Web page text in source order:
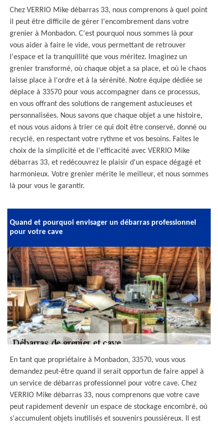
Chez VERRIO Mike débarras 33, nous comprenons à quel point
il peut être difficile de gérer l'encombrement dans votre
grenier à Monbadon. C'est pourquoi nous sommes là pour
vous aider à faire le vide, vous permettant de retrouver
l'espace et la tranquillité que vous méritez. Imaginez un
grenier transformé, où chaque objet a sa place, et où le chaos
laisse place à l'ordre et à la sérénité. Notre équipe dédiée se
déplace à 33570 pour vous accompagner dans ce processus,
en vous offrant des solutions de rangement astucieuses et
personnalisées. Nous savons que chaque objet a une histoire,
et nous vous aidons à trier ce qui doit être conservé, donné ou
recyclé, en respectant votre rythme et vos besoins. Faites le
choix de la simplicité et de l'efficacité avec VERRIO Mike
débarras 33, et redécouvrez le plaisir d'un espace dégagé et
harmonieux. Votre grenier mérite le meilleur, et nous sommes
là pour vous le garantir.
Quand et pourquoi envisager un débarras professionnel
pour votre cave
En tant que propriétaire à Monbadon, 33570, vous vous
demandez peut-être quand il serait opportun de faire appel à
un service de débarras professionnel pour votre cave. Chez
VERRIO Mike débarras 33, nous comprenons que votre cave
peut rapidement devenir un espace de stockage encombré, où
s'accumulent objets inutilisés et souvenirs poussiéreux. Il est